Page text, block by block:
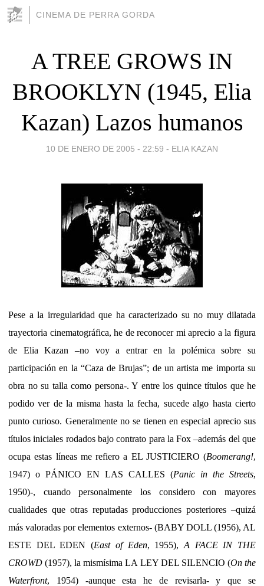
CINEMA DE PERRA GORDA
A TREE GROWS IN
BROOKLYN (1945, Elia
Kazan) Lazos humanos
10 DE ENERO DE 2005 - 22:59 - ELIA KAZAN
Pese a la irregularidad que ha caracterizado su no muy dilatada
trayectoria cinematográfica, he de reconocer mi aprecio a la figura
de Elia Kazan –no voy a entrar en la polémica sobre su
participación en la “Caza de Brujas”; de un artista me importa su
obra no su talla como persona-. Y entre los quince títulos que he
podido ver de la misma hasta la fecha, sucede algo hasta cierto
punto curioso. Generalmente no se tienen en especial aprecio sus
títulos iniciales rodados bajo contrato para la Fox –además del que
ocupa estas líneas me refiero a EL JUSTICIERO (Boomerang!,
1947) o PÁNICO EN LAS CALLES (Panic in the Streets,
1950)-, cuando personalmente los considero con mayores
cualidades que otras reputadas producciones posteriores –quizá
más valoradas por elementos externos- (BABY DOLL (1956), AL
ESTE DEL EDEN (East of Eden, 1955), A FACE IN THE
CROWD (1957), la mismísima LA LEY DEL SILENCIO (On the
Waterfront, 1954) -aunque esta he de revisarla- y que se